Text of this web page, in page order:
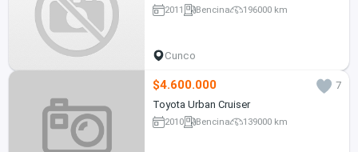
2011 Bencina 196000 km
Cunco
$4.600.000
7
Toyota Urban Cruiser
2010 Bencina 139000 km